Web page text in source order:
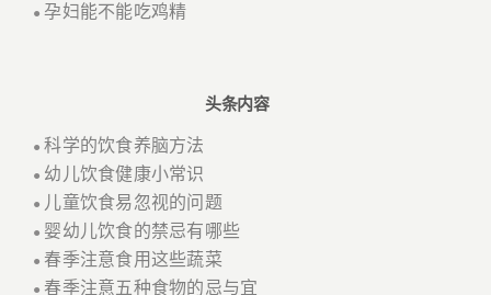
●孕妇能不能吃鸡精
头条内容
●科学的饮食养脑方法
● 幼儿饮食健康小常识
● 儿童饮食易忽视的问题
● 婴幼儿饮食的禁忌有哪些
● 春季注意食用这些蔬菜
● 春季注意五种食物的忌与宜